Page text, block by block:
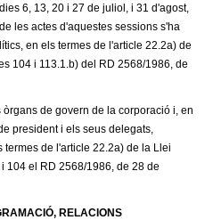
6, 13, 20 i 27 de juliol, i 31 d'agost,
les actes d'aquestes sessions s'ha
en els termes de l'article 22.2a) de
104 i 113.1.b) del RD 2568/1986, de
de govern de la corporació i, en
president i els seus delegats,
de l'article 22.2a) de la Llei
104 el RD 2568/1986, de 28 de
RELACIONS